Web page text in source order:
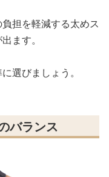
担を軽減する太めス
ます。
選びましょう。
バランス